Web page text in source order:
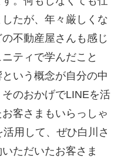
たが、年々厳しくな
不動産屋さんも感じ
ティで学んだこと
いう概念が自分の中
のおかげでLINEを活
客さまもいらっしゃ
用して、ぜひ白川さ
ただいたお客さま